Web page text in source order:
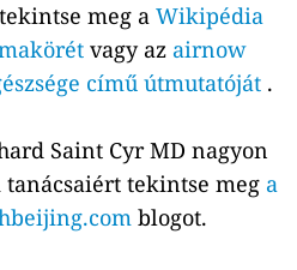
meg a Wikipédia
vagy az airnow
című útmutatóját .
Saint Cyr MD nagyon
tanácsaiért tekintse meg a
blogot.